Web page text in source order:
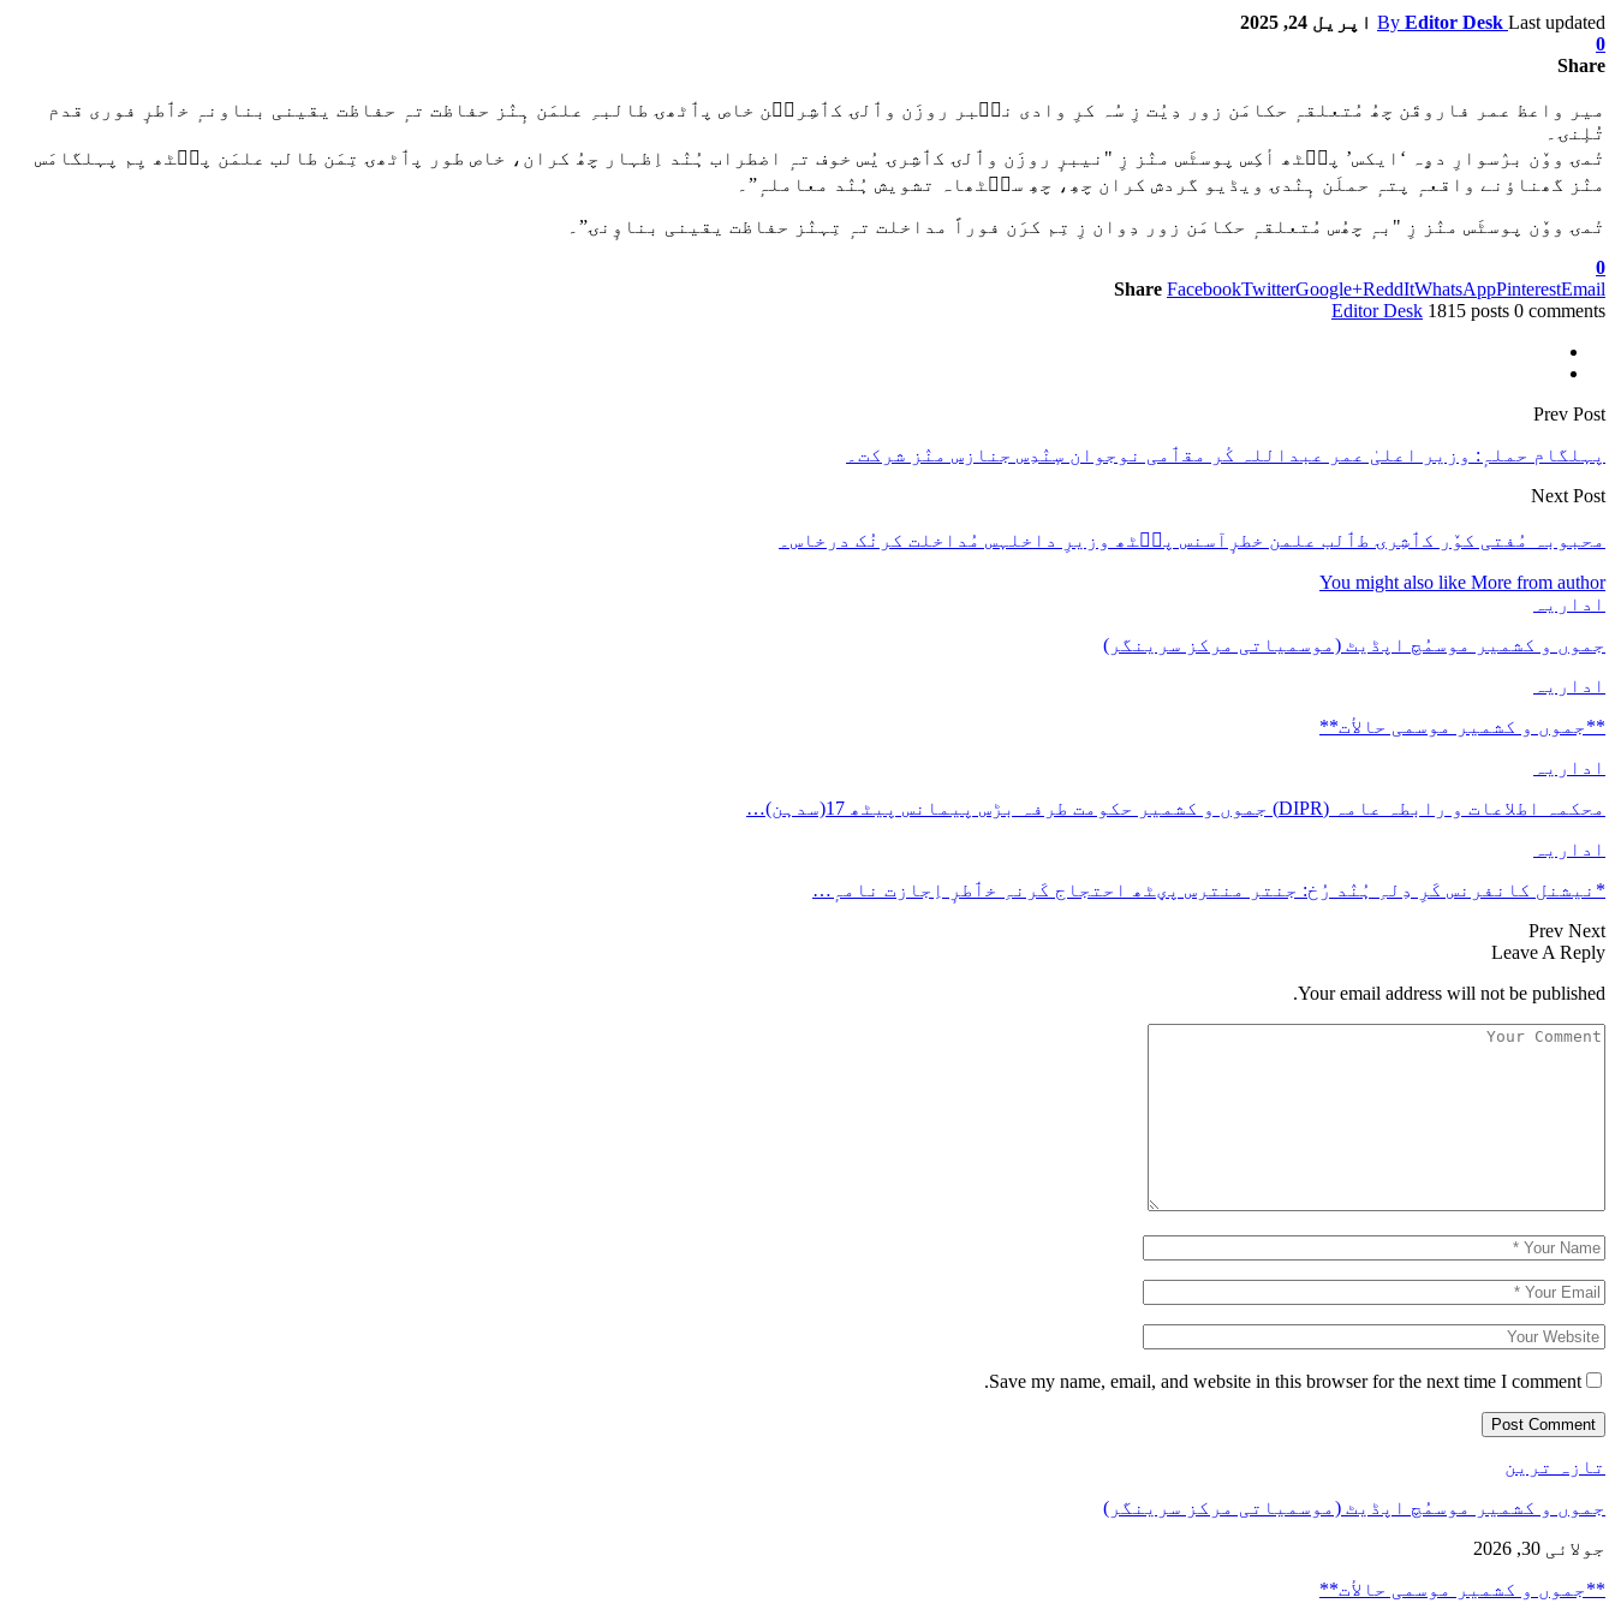
By Editor Desk Last updated
اپریل 24, 2025
0
Share
میر واعظ عمر فاروقَن چھُ مُتعلقہٕ حکامَن زور دِیُت زِ سُہ کرِ وادی نٮ۪بر روزَن وٲلۍ کٲشِرٮ۪ن خاص پٲٹھۍ طالبہِ علمَن ہٕنٛز حفاظت تہٕ حفاظت یقینی بناونہٕ خٲطرٕ فوری قدم
تُلٕنۍ۔
تٔمۍ ووٚن برٛسوارِ دۄہ ‘ایکس’ پٮ۪ٹھ أکِس پوسٹَس منٛز زِ "نیبرٕ روزَن وٲلۍ کٲشِرۍ یُس خوف تہٕ اضطراب ہُنٛد اِظہار چھُ کران، خاص طور پٲٹھۍ تِمَن طالب علمَن پٮ۪ٹھ یِم پہلگامَس
منٛز گھناؤنے واقعہٕ پتہٕ حملَن ہٕنٛدۍ ویڈیو گردش کران چھِ، چھِ سٮ۪ٹھاہ تشویش ہُنٛد معاملہٕ”۔
تٔمۍ ووٚن پوسٹَس منٛز زِ "بہٕ چھُس مُتعلقہٕ حکامَن زور دِوان زِ تِم کرَن فوراً مداخلت تہٕ تِہنٛز حفاظت یقینی بناوٕنۍ”۔
0
Share FacebookTwitterGoogle+ReddItWhatsAppPinterestEmail
Editor Desk 1815 posts 0 comments
Prev Post
پہلگام حملہٕ: وزیر اعلیٰ عمر عبداللہ کٔر مقٲمی نوجوان سٕنٛدِس جنازس منٛز شرکت۔
Next Post
محبوبہ مُفتی کوٚر کٲشِرۍ طٲلب علمن خطرٕآسنس پٮ۪ٹھ وزیرِ داخلہس مُداخلت کرنُک درخاس۔
You might also like More from author
اداریہ
جموں و کشمیر موسمُچ اپڈیٹ (موسمیاتی مرکز سرینگر)
اداریہ
**جموں و كشمیر موسمی حالأت**
اداریہ
محکمہ اطلاعات و رابطہ عامہ (DIPR) جموں و کشمیر حکومت طرفہ بڑس پیمانس پیٹھ 17(سدہن)…
اداریہ
*نیشنل کانفرنس کَرِ دِلہِ ہُنٛد رُخ: جنتر منترس پؠٹھ احتجاج کَرنہِ خٲطرٕ اِجازت نامہٕ…
Prev Next
Leave A Reply
Your email address will not be published.
Save my name, email, and website in this browser for the next time I comment.
تازہ ترین
جموں و کشمیر موسمُچ اپڈیٹ (موسمیاتی مرکز سرینگر)
جولائی 30, 2026
**جموں و كشمیر موسمی حالأت**